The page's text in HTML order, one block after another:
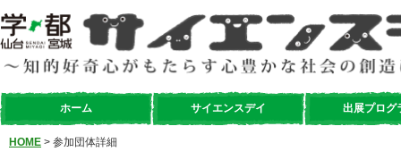
ホーム サイエンスデイ 出展プログ
HOME > 参加団体詳細